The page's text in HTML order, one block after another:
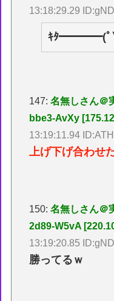
13:18:29.29
ｷﾀ━━━━(
147:名無しさん＠
bbe3-AvXy
13:19:11.94
上げ下げ合わせ
150:名無しさん＠
2d89-W5vA
13:19:20.85
勝ってるｗ